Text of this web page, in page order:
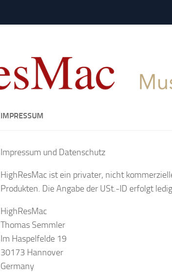
IMPRESSUM
Impressum und Datenschutz
HighResMac ist ein privater, nicht
Produkten. Die Angabe der USt.-ID erfolgt
HighResMac
Thomas Semmler
Im Haspelfelde 19
30173 Hannover
Germany